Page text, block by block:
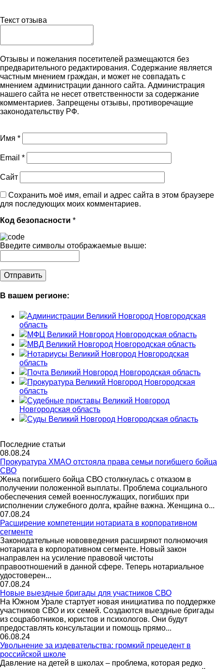
Текст отзыва
Отзывы и пожелания посетителей размещаются без
предварительного редактирования. Содержание является
частным мнением граждан, и может не совпадать с
мнением администрации данного сайта. Администрация
нашего сайта не несет ответственности за содержание
комментариев. Запрещены отзывы, противоречащие
законодательству РФ.
Имя *
Email *
Сайт
Сохранить моё имя, email и адрес сайта в этом браузере
для последующих моих комментариев.
Код безопасности *
Введите символы отображаемые выше:
В вашем регионе:
Администрации Великий Новгород Новгородская
область
МФЦ Великий Новгород Новгородская область
МВД Великий Новгород Новгородская область
Нотариусы Великий Новгород Новгородская
область
Почта Великий Новгород Новгородская область
Прокуратура Великий Новгород Новгородская
область
Судебные приставы Великий Новгород
Новгородская область
Суды Великий Новгород Новгородская область
Последние статьи
08.08.24
Прокуратура ХМАО отстояла права семьи погибшего бойца
СВО
Жена погибшего бойца СВО столкнулась с отказом в
получении положенной выплаты. Проблема социального
обеспечения семей военнослужащих, погибших при
исполнении служебного долга, крайне важна. Женщина о...
07.08.24
Расширение компетенции нотариата в корпоративном
сегменте
Законодательные нововведения расширяют полномочия
нотариата в корпоративном сегменте. Новый закон
направлен на усиление правовой чистоты
правоотношений в данной сфере. Теперь нотариальное
удостоверен...
07.08.24
Новые выездные бригады для участников СВО
На Южном Урале стартует новая инициатива по поддержке
участников СВО и их семей. Создаются выездные бригады
из соцработников, юристов и психологов. Они будут
предоставлять консультации и помощь прямо...
06.08.24
Увольнение за издевательства: громкий прецедент в
российской школе
Давление на детей в школах – проблема, которая редко